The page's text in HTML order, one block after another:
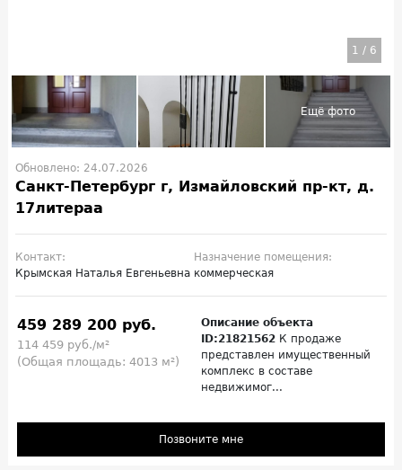
1 / 6
Обновлено: 24.07.2026
Санкт-Петербург г, Измайловский пр-кт, д.
17литераа
Контакт:
Крымская Наталья Евгеньевна
Назначение помещения:
коммерческая
459 289 200 руб.
114 459 руб./м²
(Общая площадь: 4013 м²)
Описание объекта
ID:21821562 К продаже
представлен имущественный
комплекс в составе
недвижимог...
Позвоните мне